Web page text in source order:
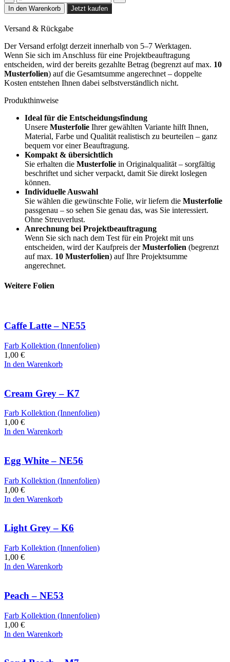
Branch
-
NH28
Menge
In den Warenkorb Jetzt kaufen
Versand & Rückgabe
Der Versand erfolgt derzeit innerhalb von 5–7 Werktagen.
Wenn Sie sich im Anschluss für eine Projektbeauftragung
entscheiden, wird der bereits gezahlte Betrag (begrenzt auf max. 10
Musterfolien) auf die Gesamtsumme angerechnet – doppelte
Kosten entstehen Ihnen dabei selbstverständlich nicht.
Produkthinweise
Ideal für die Entscheidungsfindung
Unsere Musterfolie Ihrer gewählten Variante hilft Ihnen,
Material, Farbe und Qualität realistisch zu beurteilen – ganz
bequem vor einer Beauftragung.
Kompakt & übersichtlich
Sie erhalten die Musterfolie in Originalqualität – sorgfältig
beschriftet und sicher verpackt, damit Sie direkt loslegen
können.
Individuelle Auswahl
Sie wählen die gewünschte Folie, wir liefern die Musterfolie
passgenau – so sehen Sie genau das, was Sie interessiert.
Ohne Streuverlust.
Anrechnung bei Projektbeauftragung
Wenn Sie sich nach dem Test für ein Projekt mit uns
entscheiden, wird der Kaufpreis derMusterfolien (begrenzt
auf max. 10 Musterfolien) auf Ihre Projektsumme
angerechnet.
Weitere Folien
Caffe Latte – NE55
Farb Kollektion (Innenfolien)
1,00 €
In den Warenkorb
Cream Grey – K7
Farb Kollektion (Innenfolien)
1,00 €
In den Warenkorb
Egg White – NE56
Farb Kollektion (Innenfolien)
1,00 €
In den Warenkorb
Light Grey – K6
Farb Kollektion (Innenfolien)
1,00 €
In den Warenkorb
Peach – NE53
Farb Kollektion (Innenfolien)
1,00 €
In den Warenkorb